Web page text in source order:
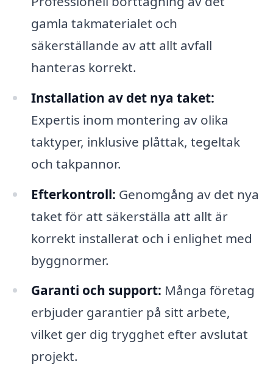
gamla takmaterialet och
säkerställande av att allt avfall
hanteras korrekt.
Installation av det nya taket:
Expertis inom montering av olika
taktyper, inklusive plåttak, tegeltak
och takpannor.
Efterkontroll: Genomgång av det nya
taket för att säkerställa att allt är
korrekt installerat och i enlighet med
byggnormer.
Garanti och support: Många företag
erbjuder garantier på sitt arbete,
vilket ger dig trygghet efter avslutat
projekt.